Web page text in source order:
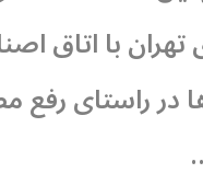
با اتاق
در راستای رفع